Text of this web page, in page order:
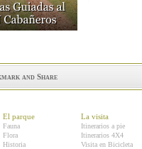
El parque
Fauna
Flora
Historia
La visita
Itinerarios a pie
Itinerarios 4X4
Visita en Bicicleta